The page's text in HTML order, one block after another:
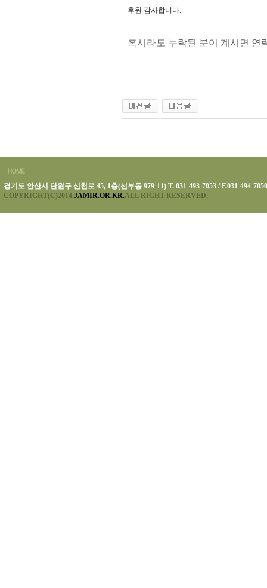
후원 감사합니다.
혹시라도 누락된 분이 계시면 연
경기도 안산시 단원구 신천로 45, 1층(선부동 979-11) T. 031-493-7053 / F.031-494-7050
COPYRIGHT(C)2014.JAMIR.OR.KR.ALL RIGHT RESERVED.